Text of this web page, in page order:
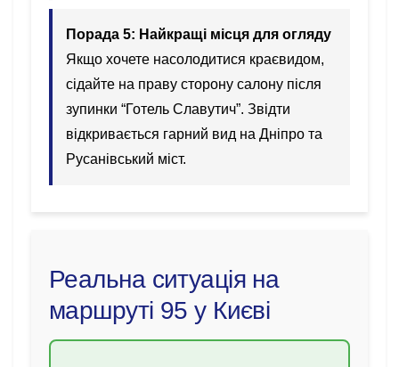
Порада 5: Найкращі місця для огляду
Якщо хочете насолодитися краєвидом,
сідайте на праву сторону салону після
зупинки “Готель Славутич”. Звідти
відкривається гарний вид на Дніпро та
Русанівський міст.
Реальна ситуація на
маршруті 95 у Києві